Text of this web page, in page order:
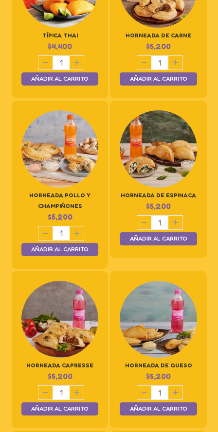
TÍPICA THAI
$4,400
AÑADIR AL CARRITO
HORNEADA DE CARNE
$5,200
AÑADIR AL CARRITO
HORNEADA POLLO Y
CHAMPIÑONES
$5,200
AÑADIR AL CARRITO
HORNEADA DE ESPINACA
$5,200
AÑADIR AL CARRITO
HORNEADA CAPRESSE
$5,200
AÑADIR AL CARRITO
HORNEADA DE QUESO
$5,200
AÑADIR AL CARRITO